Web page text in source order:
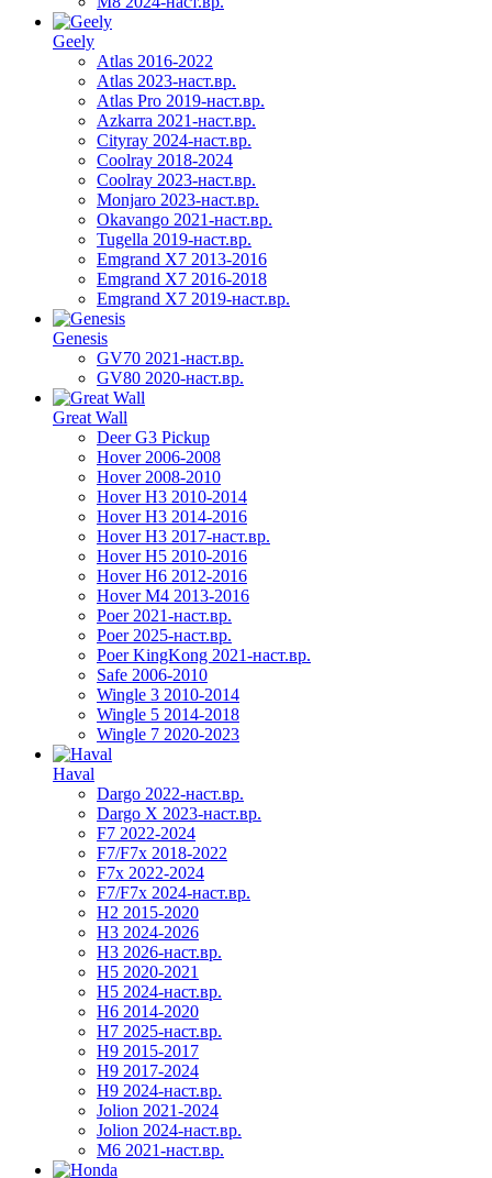
Geely
Atlas 2016-2022
Atlas 2023-наст.вр.
Atlas Pro 2019-наст.вр.
Azkarra 2021-наст.вр.
Cityray 2024-наст.вр.
Coolray 2018-2024
Coolray 2023-наст.вр.
Monjaro 2023-наст.вр.
Okavango 2021-наст.вр.
Tugella 2019-наст.вр.
Emgrand Х7 2013-2016
Emgrand X7 2016-2018
Emgrand X7 2019-наст.вр.
Genesis
GV70 2021-наст.вр.
GV80 2020-наст.вр.
Great Wall
Deer G3 Pickup
Hover 2006-2008
Hover 2008-2010
Hover H3 2010-2014
Hover H3 2014-2016
Hover H3 2017-наст.вр.
Hover H5 2010-2016
Hover H6 2012-2016
Hover M4 2013-2016
Poer 2021-наст.вр.
Poer 2025-наст.вр.
Poer KingKong 2021-наст.вр.
Safe 2006-2010
Wingle 3 2010-2014
Wingle 5 2014-2018
Wingle 7 2020-2023
Haval
Dargo 2022-наст.вр.
Dargo X 2023-наст.вр.
F7 2022-2024
F7/F7x 2018-2022
F7x 2022-2024
F7/F7x 2024-наст.вр.
H2 2015-2020
H3 2024-2026
H3 2026-наст.вр.
H5 2020-2021
H5 2024-наст.вр.
H6 2014-2020
H7 2025-наст.вр.
H9 2015-2017
H9 2017-2024
H9 2024-наст.вр.
Jolion 2021-2024
Jolion 2024-наст.вр.
М6 2021-наст.вр.